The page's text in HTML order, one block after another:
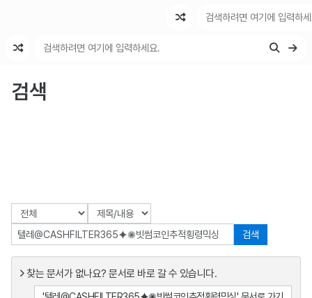
검색
검색
찾는 문서가 없나요? 문서로 바로 갈 수 있습니다.